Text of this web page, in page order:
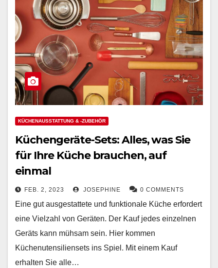
KÜCHENAUSSTATTUNG & -ZUBEHÖR
Küchengeräte-Sets: Alles, was Sie
für Ihre Küche brauchen, auf
einmal
FEB. 2, 2023 JOSEPHINE 0 COMMENTS
Eine gut ausgestattete und funktionale Küche erfordert
eine Vielzahl von Geräten. Der Kauf jedes einzelnen
Geräts kann mühsam sein. Hier kommen
Küchenutensiliensets ins Spiel. Mit einem Kauf
erhalten Sie alle…